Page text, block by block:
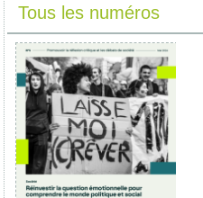
Tous les numéros